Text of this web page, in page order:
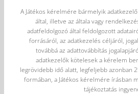
A Játékos kérelmére bármelyik
által, illetve az általa vagy
adatfeldolgozó által feldolgozott
forrásáról, az adatkezelés céljáról,
továbbá az adattovábbítás
adatkezelők kötelesek a kérelem
legrövidebb idő alatt, legfeljebb azonban
formában, a Játékos kérelmére írásban
tájékoztatás